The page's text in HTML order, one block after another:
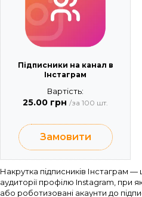
Підписники на канал в
Інстаграм
Вартість:
25.00 грн /за 100 шт.
Замовити
Накрутка підписників Інстаграм
аудиторії профілю Instagram, при
або роботизовані акаунти до